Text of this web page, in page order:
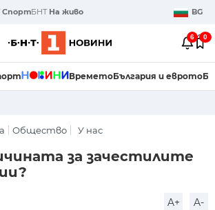
СпортБНТ На живо BG
6 0
ВреметоБългария и еврото
Общество У нас
за зачестилите
A+ A-